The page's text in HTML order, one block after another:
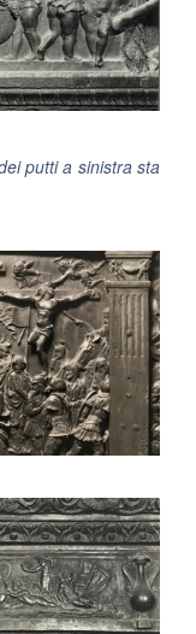
putti a sinistra sta